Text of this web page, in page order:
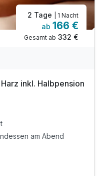
2 Tage | 1 Nacht
ab 166 €
Gesamt ab 332 €
inkl. Halbpension
am Abend